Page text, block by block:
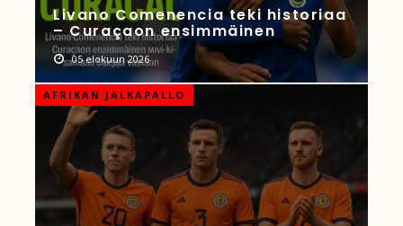
Livano Comenencia teki historiaa
– Curaçaon ensimmäinen
05 elokuun 2026
AFRIKAN JALKAPALLO